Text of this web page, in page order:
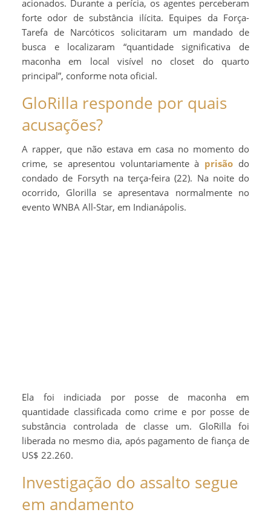
acionados. Durante a perícia, os agentes perceberam
forte odor de substância ilícita. Equipes da Força-
Tarefa de Narcóticos solicitaram um mandado de
busca e localizaram “quantidade significativa de
maconha em local visível no closet do quarto
principal”, conforme nota oficial.
GloRilla responde por quais
acusações?
A rapper, que não estava em casa no momento do
crime, se apresentou voluntariamente à prisão do
condado de Forsyth na terça-feira (22). Na noite do
ocorrido, Glorilla se apresentava normalmente no
evento WNBA All-Star, em Indianápolis.
Ela foi indiciada por posse de maconha em
quantidade classificada como crime e por posse de
substância controlada de classe um. GloRilla foi
liberada no mesmo dia, após pagamento de fiança de
US$ 22.260.
Investigação do assalto segue
em andamento